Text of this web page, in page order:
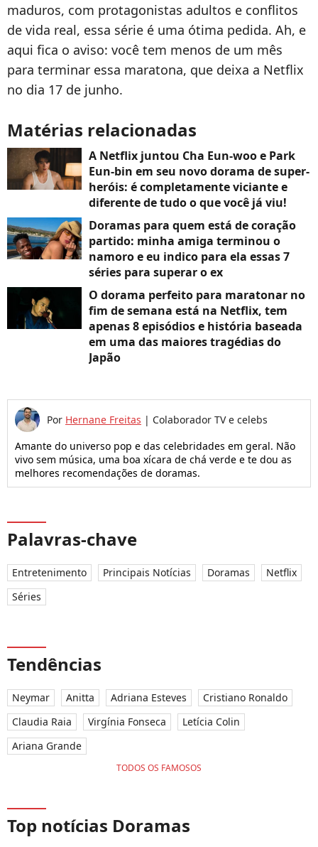
maduros, com protagonistas adultos e conflitos
de vida real, essa série é uma ótima pedida. Ah, e
aqui fica o aviso: você tem menos de um mês
para terminar essa maratona, que deixa a Netflix
no dia 17 de junho.
Matérias relacionadas
A Netflix juntou Cha Eun-woo e Park
Eun-bin em seu novo dorama de super-
heróis: é completamente viciante e
diferente de tudo o que você já viu!
Doramas para quem está de coração
partido: minha amiga terminou o
namoro e eu indico para ela essas 7
séries para superar o ex
O dorama perfeito para maratonar no
fim de semana está na Netflix, tem
apenas 8 episódios e história baseada
em uma das maiores tragédias do
Japão
Por Hernane Freitas | Colaborador TV e celebs
Amante do universo pop e das celebridades em geral. Não
vivo sem música, uma boa xícara de chá verde e te dou as
melhores recomendações de doramas.
Palavras-chave
Entretenimento Principais Notícias Doramas
Netflix
Séries
Tendências
Neymar Anitta Adriana Esteves
Cristiano Ronaldo
Claudia Raia
Virgínia Fonseca
Letícia Colin
Ariana Grande
TODOS OS FAMOSOS
Top notícias Doramas